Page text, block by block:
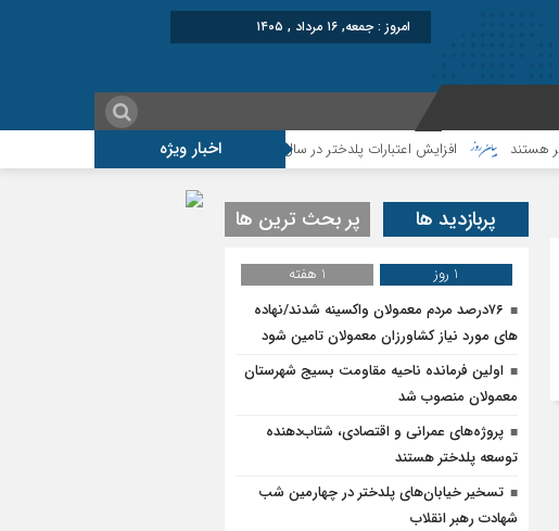
امروز : جمعه, ۱۶ مرداد , ۱۴۰۵
اخبار ویژه افزایش اعتبارات پلدختر در سال ۱۴۰۵ موکب شهید شکارچی سراب حمام ؛از تشییع
پربازدید ها پر بحث ترین ها
1 روز
1 هفته
۷۶درصد مردم معمولان واکسینه شدند/نهاده
های مورد نیاز کشاورزان معمولان تامین شود
اولین فرمانده ناحیه مقاومت بسیج شهرستان
معمولان منصوب شد
پروژه‌های عمرانی و اقتصادی، شتاب‌دهنده
توسعه پلدختر هستند
تسخیر خیابان‌های پلدختر در چهارمین شب
شهادت رهبر انقلاب